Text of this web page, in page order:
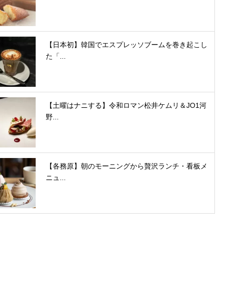
【日本初】韓国でエスプレッソブームを巻き起こし
た「...
【土曜はナニする】令和ロマン松井ケムリ＆JO1河
野...
【各務原】朝のモーニングから贅沢ランチ・看板メ
ニュ...